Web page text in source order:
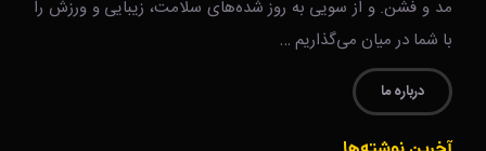
مد و فشن. و از سویی به روز شده‌های سلامت، زیبایی و ورزش را
با شما در میان می‌گذاریم …
درباره ما